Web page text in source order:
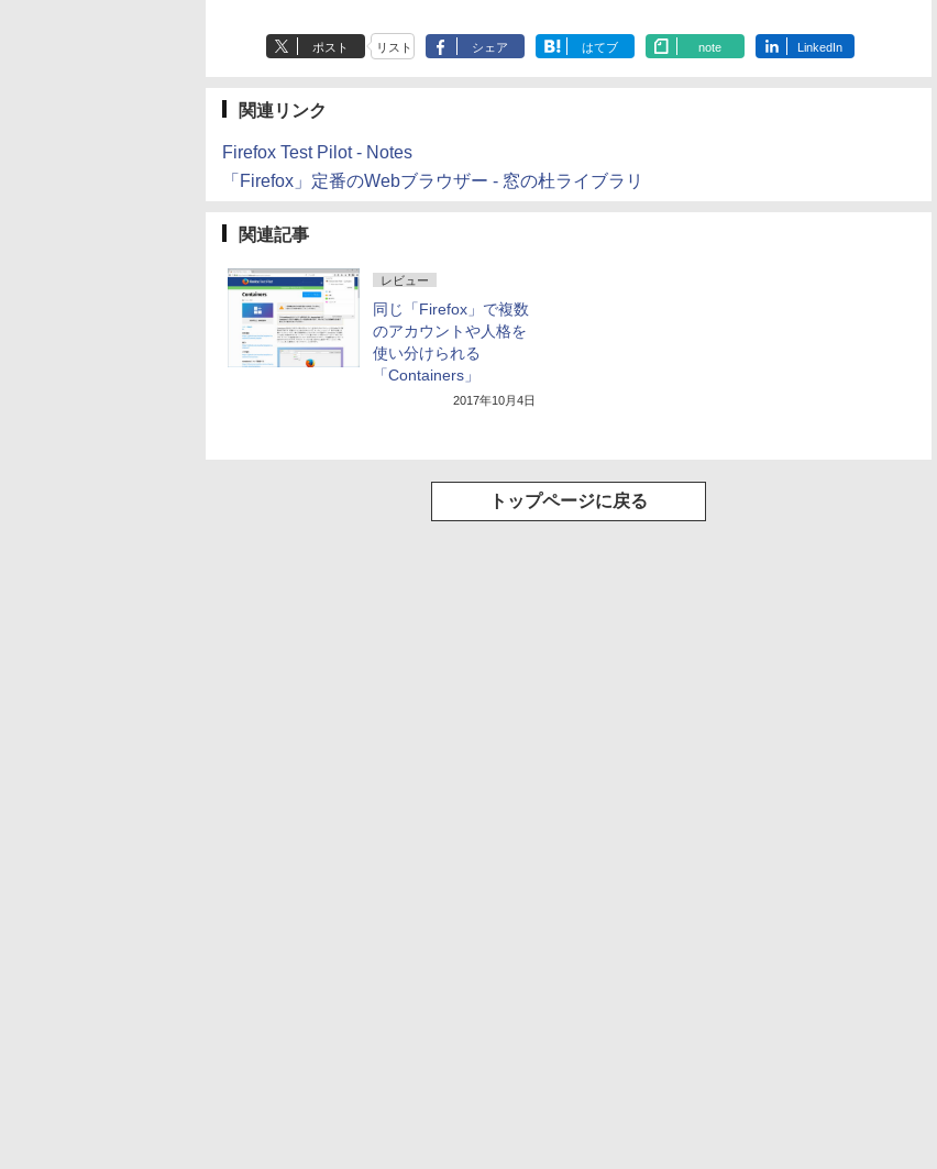
ポスト リスト シェア はてブ note LinkedIn
関連リンク
Firefox Test Pilot - Notes
「Firefox」定番のWebブラウザー - 窓の杜ライブラリ
関連記事
レビュー
同じ「Firefox」で複数
のアカウントや人格を
使い分けられる
「Containers」
2017年10月4日
トップページに戻る